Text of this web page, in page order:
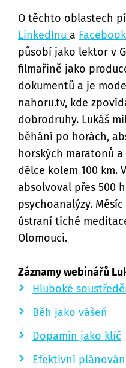
O těchto oblastech
LinkedInu a
působí jako lektor v
filmařině jako
dokumentů a je
nahoru.tv, kde
dobrodruhy. Lukáš
běhání po horách,
horských maratonů
délce kolem 100 km.
absolvoval přes 500
psychoanalýzy.
ústraní tiché
Olomouci.
Záznamy webinářů
Hluboké
Běh jako vášeň
Dopamin jako klíč
Efektivní